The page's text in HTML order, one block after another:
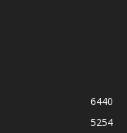
6440
5254